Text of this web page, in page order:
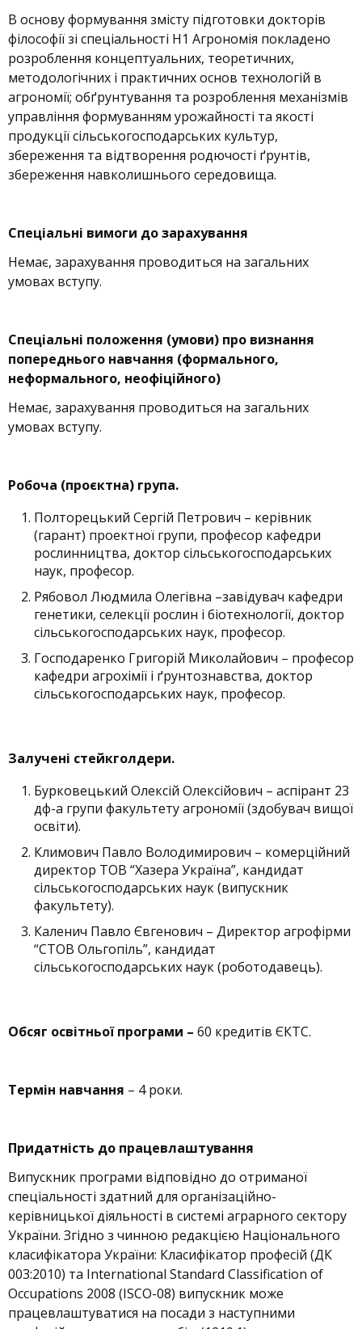
В основу формування змісту підготовки докторів
філософії зі спеціальності Н1 Агрономія покладено
розроблення концептуальних, теоретичних,
методологічних і практичних основ технологій в
агрономії; обґрунтування та розроблення механізмів
управління формуванням урожайності та якості
продукції сільськогосподарських культур,
збереження та відтворення родючості ґрунтів,
збереження навколишнього середовища.
Спеціальні вимоги до зарахування
Немає, зарахування проводиться на загальних
умовах вступу.
Спеціальні положення (умови) про визнання
попереднього навчання (формального,
неформального, неофіційного)
Немає, зарахування проводиться на загальних
умовах вступу.
Робоча (проєктна) група.
Полторецький Сергій Петрович – керівник
(гарант) проектної групи, професор кафедри
рослинництва, доктор сільськогосподарських
наук, професор.
Рябовол Людмила Олегівна –завідувач кафедри
генетики, селекції рослин і біотехнології, доктор
сільськогосподарських наук, професор.
Господаренко Григорій Миколайович – професор
кафедри агрохімії і ґрунтознавства, доктор
сільськогосподарських наук, професор.
Залучені стейкголдери.
Бурковецький Олексій Олексійович – аспірант 23
дф-а групи факультету агрономії (здобувач вищої
освіти).
Климович Павло Володимирович – комерційний
директор ТОВ “Хазера Україна”, кандидат
сільськогосподарських наук (випускник
факультету).
Каленич Павло Євгенович – Директор агрофірми
“СТОВ Ольгопіль”, кандидат
сільськогосподарських наук (роботодавець).
Обсяг освітньої програми – 60 кредитів ЄКТС.
Термін навчання – 4 роки.
Придатність до працевлаштування
Випускник програми відповідно до отриманої
спеціальності здатний для організаційно-
керівницької діяльності в системі аграрного сектору
України. Згідно з чинною редакцією Національного
класифікатора України: Класифікатор професій (ДК
003:2010) та International Standard Classification of
Occupations 2008 (ISCO-08) випускник може
працевлаштуватися на посади з наступними